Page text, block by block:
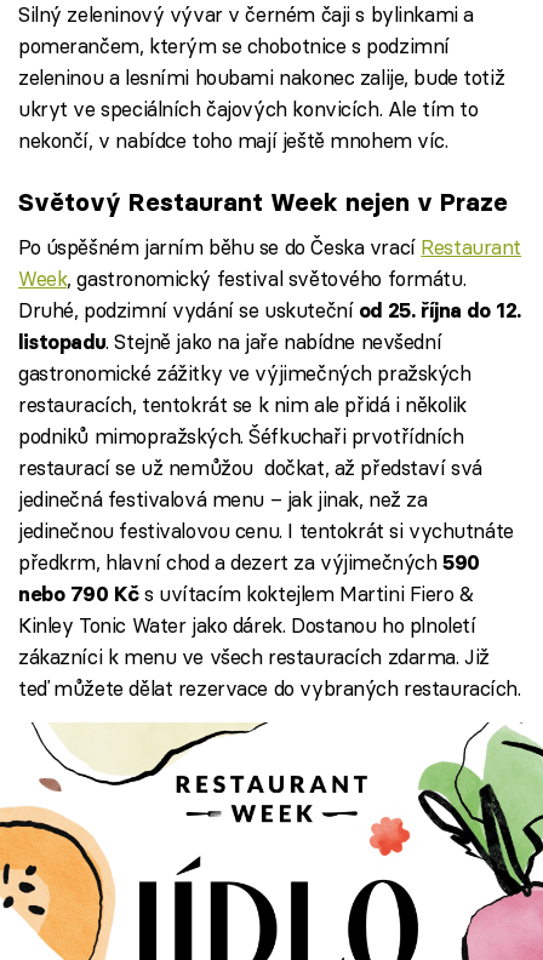
Silný zeleninový vývar v černém čaji s bylinkami a
pomerančem, kterým se chobotnice s podzimní
zeleninou a lesními houbami nakonec zalije, bude totiž
ukryt ve speciálních čajových konvicích. Ale tím to
nekončí, v nabídce toho mají ještě mnohem víc.
Světový Restaurant Week nejen v Praze
Po úspěšném jarním běhu se do Česka vrací Restaurant
Week, gastronomický festival světového formátu.
Druhé, podzimní vydání se uskuteční od 25. října do 12.
listopadu. Stejně jako na jaře nabídne nevšední
gastronomické zážitky ve výjimečných pražských
restauracích, tentokrát se k nim ale přidá i několik
podniků mimopražských. Šéfkuchaři prvotřídních
restaurací se už nemůžou dočkat, až představí svá
jedinečná festivalová menu – jak jinak, než za
jedinečnou festivalovou cenu. I tentokrát si vychutnáte
předkrm, hlavní chod a dezert za výjimečných590
nebo 790 Kčs uvítacím koktejlem Martini Fiero &
Kinley Tonic Water jako dárek. Dostanou ho plnoletí
zákazníci k menu ve všech restauracích zdarma. Již
teď můžete dělat rezervace do vybraných restauracích.